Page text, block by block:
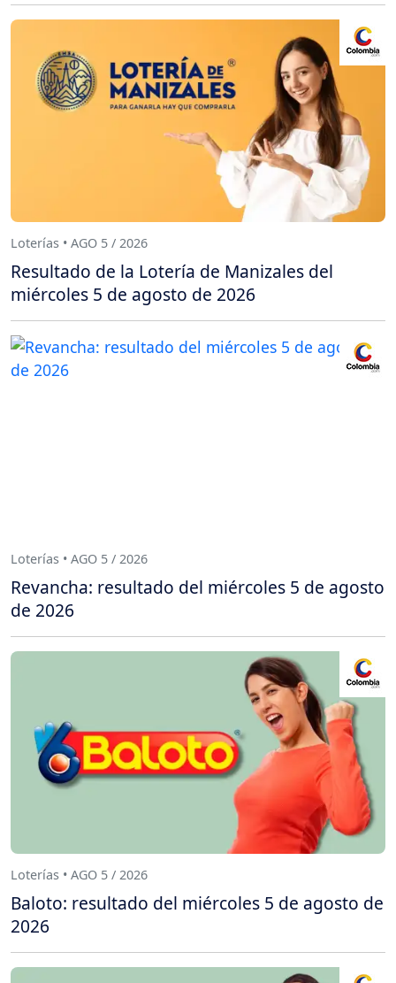
Loterías • AGO 5 / 2026
Resultado de la Lotería de Manizales del
miércoles 5 de agosto de 2026
Loterías • AGO 5 / 2026
Revancha: resultado del miércoles 5 de agosto
de 2026
Loterías • AGO 5 / 2026
Baloto: resultado del miércoles 5 de agosto de
2026